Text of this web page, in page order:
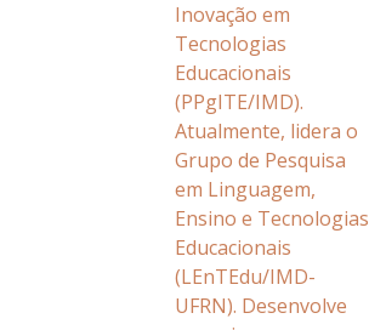
Inovação em
Tecnologias
Educacionais
(PPgITE/IMD).
Atualmente, lidera o
Grupo de Pesquisa
em Linguagem,
Ensino e Tecnologias
Educacionais
(LEnTEdu/IMD-
UFRN). Desenvolve